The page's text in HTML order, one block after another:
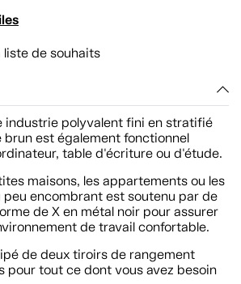
liste de souhaits
industrie polyvalent fini en stratifié
brun est également fonctionnel
table d'écriture ou d'étude.
maisons, les appartements ou les
peu encombrant est soutenu par de
de X en métal noir pour assurer
de travail confortable.
de deux tiroirs de rangement
pour tout ce dont vous avez besoin